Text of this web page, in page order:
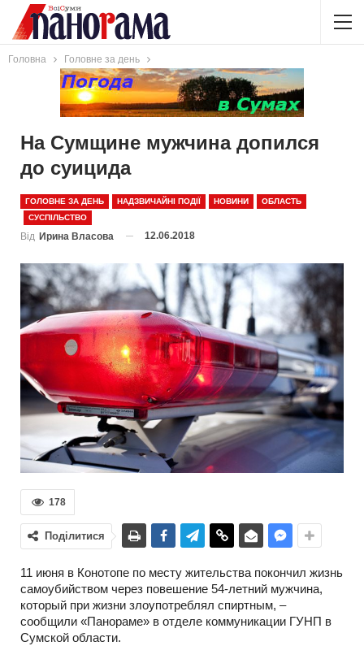
Головна Головне за день
На Сумщине мужчина допился
до суицида
ГОЛОВНЕ ЗА ДЕНЬ НАДЗВИЧАЙНІ ПОДІЇ НОВИНИ
ОБЛАСТЬ
СУСПІЛЬСТВО
Від Ирина Власова 12.06.2018
178
Поділитися
11 июня в Конотопе по месту жительства покончил жизнь
самоубийством через повешение 54-летний мужчина,
который при жизни злоупотреблял спиртным, –
сообщили «Панораме» в отделе коммуникации ГУНП в
Сумской области.